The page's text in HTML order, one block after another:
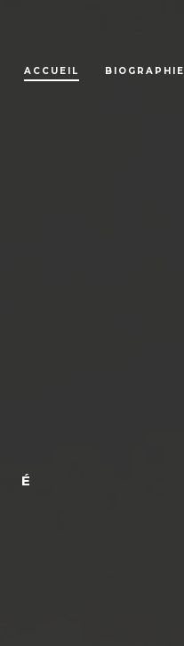
ACCUEIL BIOGRAPHIE